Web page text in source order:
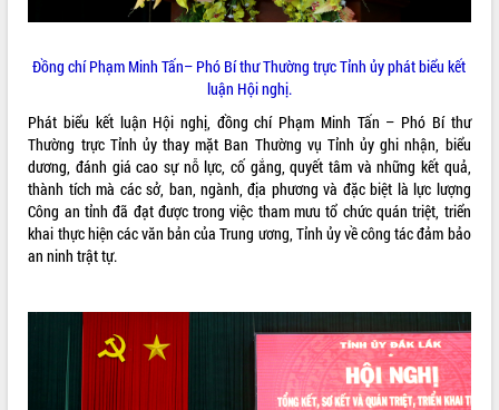
Đồng chí Phạm Minh Tấn– Phó Bí thư Thường trực Tỉnh ủy phát biểu kết
luận Hội nghị.
Phát biểu kết luận Hội nghị, đồng chí Phạm Minh Tấn – Phó Bí thư
Thường trực Tỉnh ủy thay mặt Ban Thường vụ Tỉnh ủy ghi nhận, biểu
dương, đánh giá cao sự nỗ lực, cố gắng, quyết tâm và những kết quả,
thành tích mà các sở, ban, ngành, địa phương và đặc biệt là lực lượng
Công an tỉnh đã đạt được trong việc tham mưu tổ chức quán triệt, triển
khai thực hiện các văn bản của Trung ương, Tỉnh ủy về công tác đảm bảo
an ninh trật tự.